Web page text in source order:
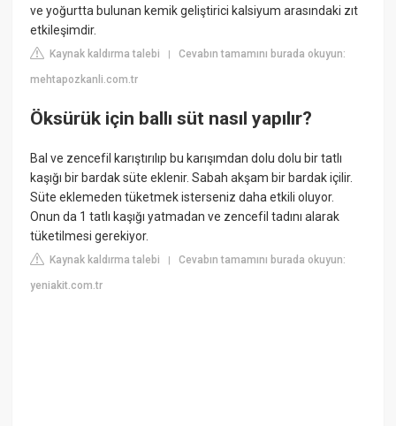
ve yoğurtta bulunan kemik geliştirici kalsiyum arasındaki zıt
etkileşimdir.
Kaynak kaldırma talebi |Cevabın tamamını burada okuyun:
mehtapozkanli.com.tr
Öksürük için ballı süt nasıl yapılır?
Bal ve zencefil karıştırılıp bu karışımdan dolu dolu bir tatlı
kaşığı bir bardak süte eklenir. Sabah akşam bir bardak içilir.
Süte eklemeden tüketmek isterseniz daha etkili oluyor.
Onun da 1 tatlı kaşığı yatmadan ve zencefil tadını alarak
tüketilmesi gerekiyor.
Kaynak kaldırma talebi |Cevabın tamamını burada okuyun:
yeniakit.com.tr